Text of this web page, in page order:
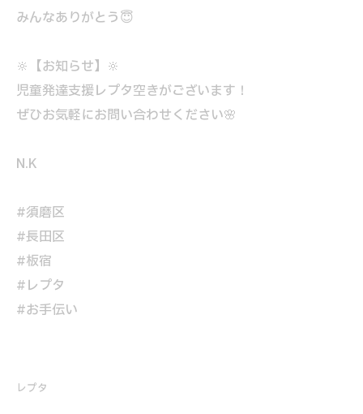
みんなありがとう😇
🔆【お知らせ】🔆
児童発達支援レプタ空きがございます！
ぜひお気軽にお問い合わせください🌸
N.K
#須磨区
#長田区
#板宿
#レプタ
#お手伝い
レプタ